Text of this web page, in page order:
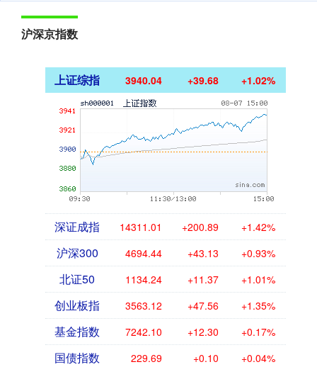
沪深京指数
上证综指 3940.04 +39.68 +1.02%
深证成指 14311.01 +200.89 +1.42%
沪深300 4694.44 +43.13 +0.93%
北证50 1134.24 +11.37 +1.01%
创业板指 3563.12 +47.56 +1.35%
基金指数 7242.10 +12.30 +0.17%
国债指数 229.69 +0.10 +0.04%